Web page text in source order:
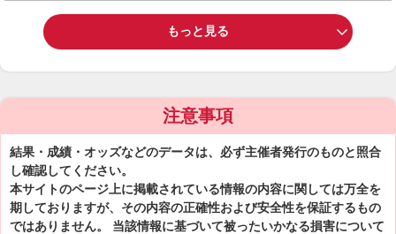
もっと見る
注意事項
結果・成績・オッズなどのデータは、必ず主催者発行のものと照合
し確認してください。
本サイトのページ上に掲載されている情報の内容に関しては万全を
期しておりますが、その内容の正確性および安全性を保証するもの
ではありません。 当該情報に基づいて被ったいかなる損害について